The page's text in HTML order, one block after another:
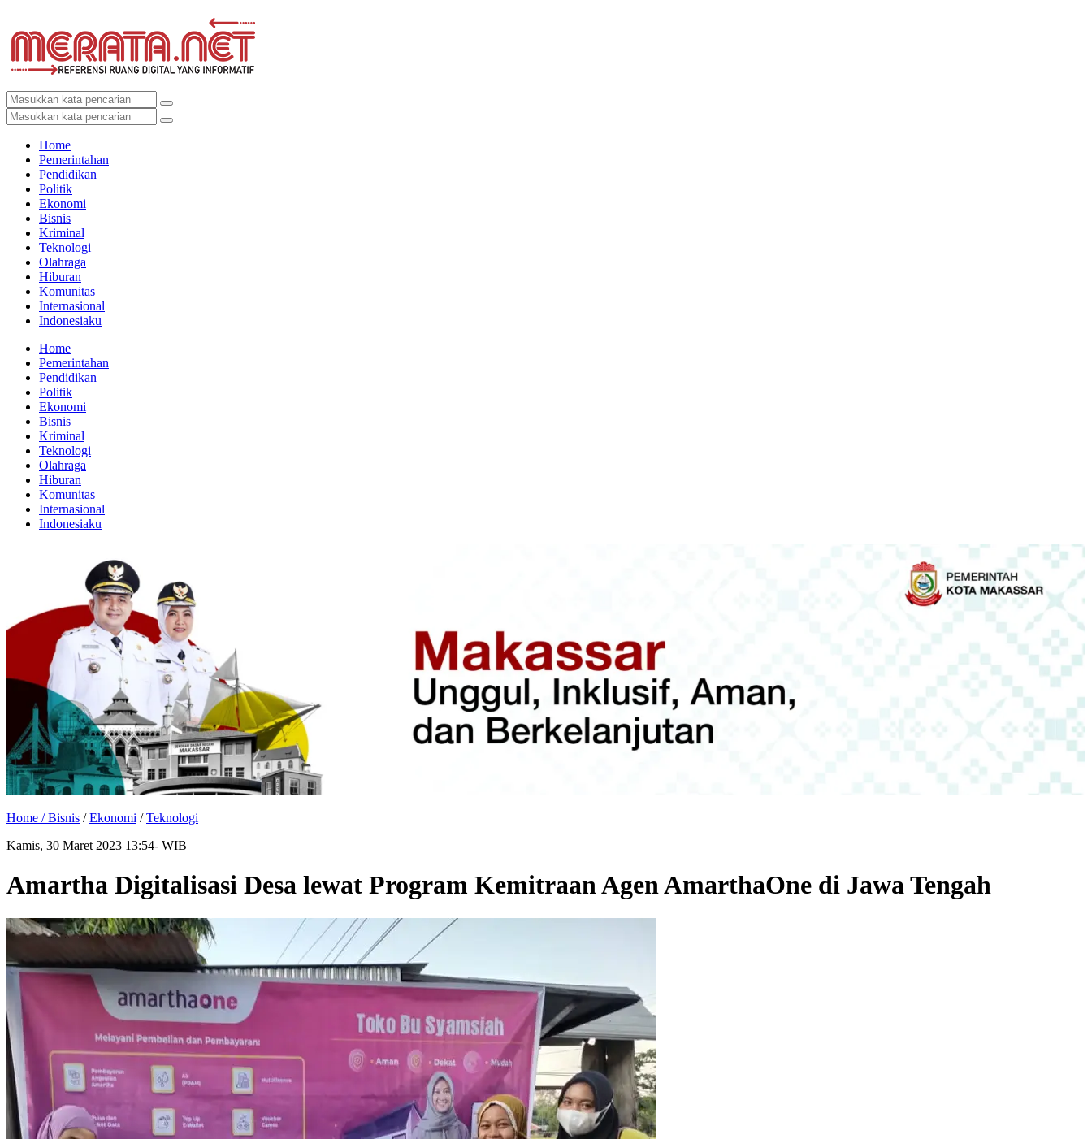
Home
Pemerintahan
Pendidikan
Politik
Ekonomi
Bisnis
Kriminal
Teknologi
Olahraga
Hiburan
Komunitas
Internasional
Indonesiaku
Home
Pemerintahan
Pendidikan
Politik
Ekonomi
Bisnis
Kriminal
Teknologi
Olahraga
Hiburan
Komunitas
Internasional
Indonesiaku
Home /Bisnis /Ekonomi /Teknologi
Kamis, 30 Maret 2023 13:54- WIB
Amartha Digitalisasi Desa lewat Program Kemitraan Agen AmarthaOne di Jawa Tengah